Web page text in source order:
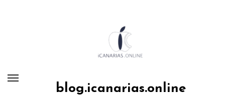
blog.icanarias.online